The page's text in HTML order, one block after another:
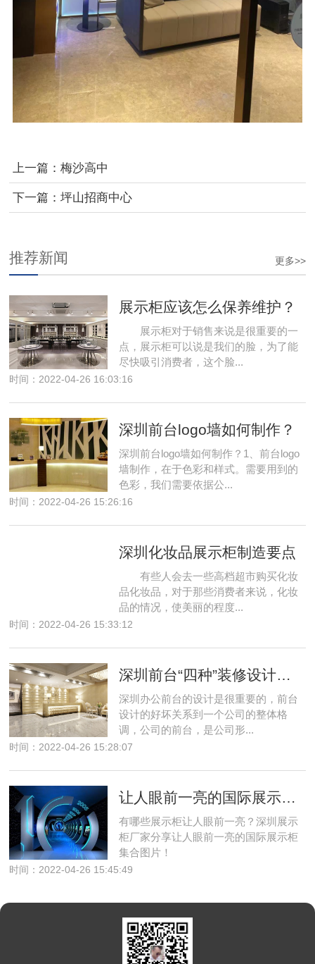
上一篇： 梅沙高中
下一篇： 坪山招商中心
更多>>
推荐新闻
展示柜应该怎么保养维护？
展示柜对于销售来说是很重要的一
点，展示柜可以说是我们的脸，为了能
尽快吸引消费者，这个脸...
时间：2022-04-26 16:03:16
深圳前台logo墙如何制作？
深圳前台logo墙如何制作？1、前台logo
墙制作，在于色彩和样式。需要用到的
色彩，我们需要依据公...
时间：2022-04-26 15:26:16
深圳化妆品展示柜制造要点
有些人会去一些高档超市购买化妆
品化妆品，对于那些消费者来说，化妆
品的情况，使美丽的程度...
时间：2022-04-26 15:33:12
深圳前台“四种”装修设计风格
深圳办公前台的设计是很重要的，前台
设计的好坏关系到一个公司的整体格
调，公司的前台，是公司形...
时间：2022-04-26 15:28:07
让人眼前一亮的国际展示柜设计欣赏！
有哪些展示柜让人眼前一亮？深圳展示
柜厂家分享让人眼前一亮的国际展示柜
集合图片！
时间：2022-04-26 15:45:49